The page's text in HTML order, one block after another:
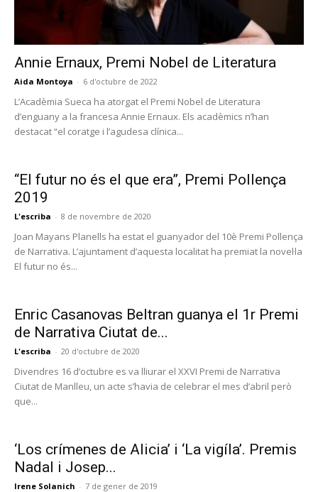
Annie Ernaux, Premi Nobel de Literatura
Aida Montoya - 6 d'octubre de 2022
L’Acadèmia Sueca ha atorgat el Premi Nobel de Literatura
d’enguany a la francesa Annie Ernaux. Els acadèmics n’han
destacat “el coratge i l’agudesa clínica...
“El futur no és el que era”, Premi Pollença
2019
L'escriba - 8 de novembre de 2020
Joan Mayans Planells ha estat el guanyador del 10è Premi Pollença
de Narrativa. L’ajuntament d’aquesta localitat ha premiat la novel·la
El futur no és...
Enric Casanovas Beltran guanya el 1r Premi
de Narrativa Ciutat de...
L'escriba - 20 d'octubre de 2020
Divendres 16 d’octubre es va lliurar el XXVI Premi de Narrativa
Ciutat de Manlleu, un acte s’havia de celebrar el mes d’abril però
que...
‘Los crímenes de Alicia’ i ‘La vigíla’. Premis
Nadal i Josep...
Irene Solanich - 7 de gener de 2019